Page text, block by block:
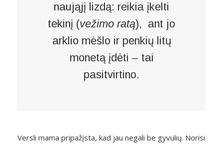
naująjį lizdą: reikia įkelti
tekinį (vežimo ratą), ant jo
arklio mėšlo ir penkių litų
monetą įdėti – tai
pasitvirtino.
Versli mama pripažįsta, kad jau negali be gyvulių. Norisi